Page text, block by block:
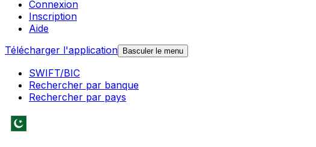
Connexion
Inscription
Aide
Télécharger l'application Basculer le menu
SWIFT/BIC
Rechercher par banque
Rechercher par pays